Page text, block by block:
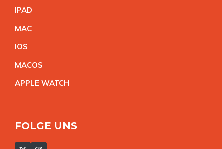
IPAD
MAC
IOS
MACOS
APPLE WATCH
FOLGE UNS